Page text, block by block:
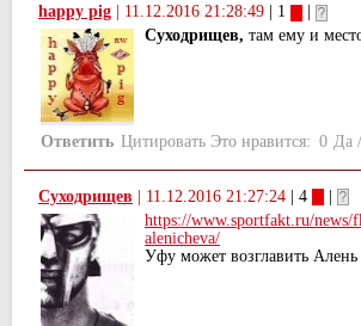
happy pig 11.12.2016 21:28:49 | 1
Суходрищев, там ему и
Ответить Цитировать Это нравится: 0 Да /
Суходрищев | 11.12.2016 21:27:24 | 4
|
https://www.sportfakt.ru/
alenicheva/
Уфу может возглавить Алень